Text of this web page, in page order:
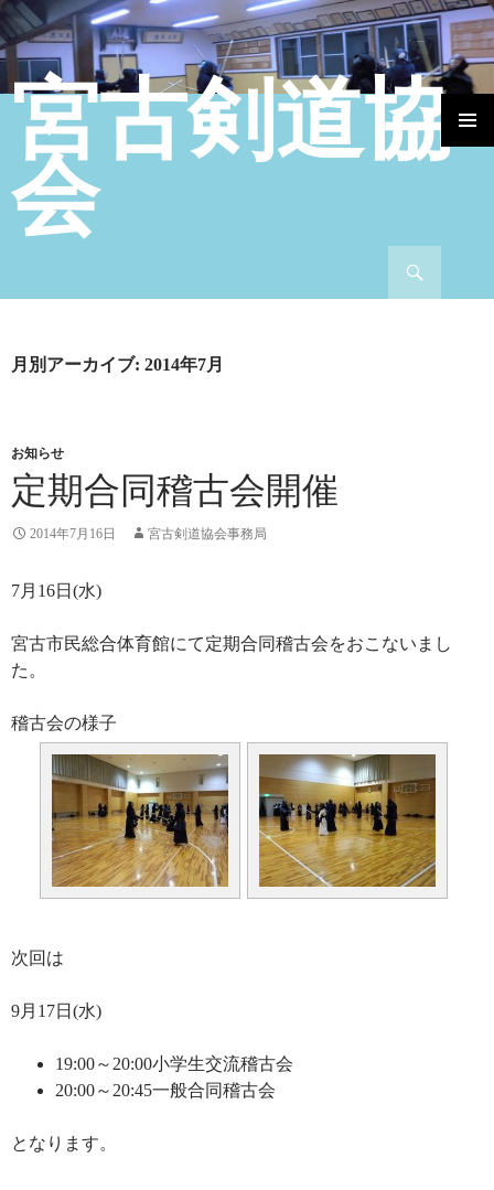
宮古剣道協
会
コンテンツへ移動
月別アーカイブ: 2014年7月
お知らせ
定期合同稽古会開催
2014年7月16日 宮古剣道協会事務局
7月16日(水)
宮古市民総合体育館にて定期合同稽古会をおこないまし
た。
稽古会の様子
次回は
9月17日(水)
19:00～20:00小学生交流稽古会
20:00～20:45一般合同稽古会
となります。